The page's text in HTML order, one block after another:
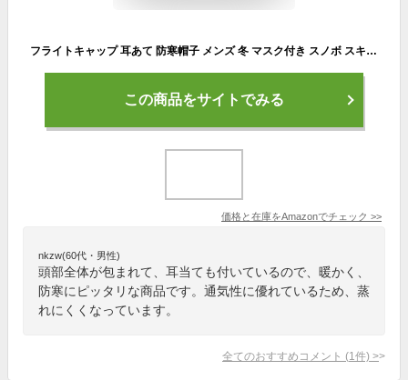
フライトキャップ 耳あて 防寒帽子 メンズ 冬 マスク付き スノボ スキー ロシア 帽子
この商品をサイトでみる
価格と在庫をAmazonでチェック >>
nkzw(60代・男性)
頭部全体が包まれて、耳当ても付いているので、暖かく、
防寒にピッタリな商品です。通気性に優れているため、蒸
れにくくなっています。
全てのおすすめコメント (1 件) >